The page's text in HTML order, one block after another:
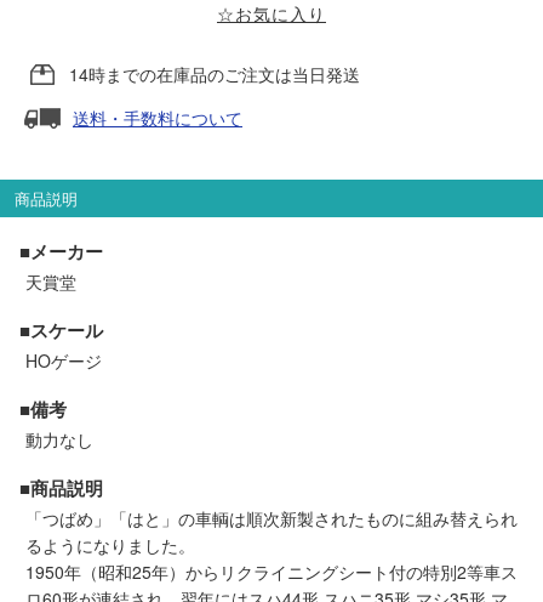
天賞堂
セール品・キャンペーン
走行エリア別 鉄道模型車両リスト
北海道・東北
中部
☆お気に入り
14時までの在庫品のご注文は当日発送
送料・手数料について
商品説明
■メーカー
天賞堂
■スケール
HOゲージ
■備考
動力なし
■商品説明
「つばめ」「はと」の車輌は順次新製されたものに組み替えられ
るようになりました。
1950年（昭和25年）からリクライニングシート付の特別2等車ス